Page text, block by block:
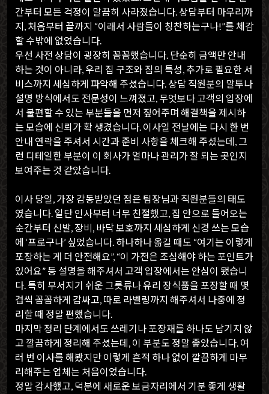
간부터 모든 걱정이 말끔히 사라졌습니다. 상담부터 마무리까
지, 처음부터 끝까지 “이래서 사람들이 칭찬하는구나!”를 체감
할 수밖에 없었습니다.
우선 사전 상담이 굉장히 꼼꼼했습니다. 단순히 금액만 안내
하는 것이 아니라, 우리 집 구조와 짐의 특성, 추가로 필요한 서
비스까지 세심하게 파악해 주셨습니다. 상담 직원분의 말투나
설명 방식에서도 전문성이 느껴졌고, 무엇보다 고객의 입장에
서 불편할 수 있는 부분들을 먼저 짚어주며 해결책을 제시하
는 모습에 신뢰가 확 생겼습니다. 이사일 전날에는 다시 한 번
안내 연락을 주셔서 시간과 준비 사항을 체크해 주셨는데, 그
런 디테일한 부분이 이 회사가 얼마나 관리가 잘 되는 곳인지
보여주는 것 같았습니다.
이사 당일, 가장 감동받았던 점은 팀장님과 직원분들의 태도
였습니다. 일단 인사부터 너무 친절했고, 집 안으로 들어오는
순간부터 신발, 장비, 바닥 보호까지 세심하게 신경 쓰는 모습
에 ‘프로구나’ 싶었습니다. 하나하나 옮길 때도 “여기는 이렇게
포장하는 게 더 안전해요”, “이 가전은 조심해야 하는 포인트가
있어요” 등 설명을 해주셔서 고객 입장에서는 안심이 됐습니
다. 특히 부서지기 쉬운 그릇류나 유리 장식품을 포장할 때 몇
겹씩 꼼꼼하게 감싸고, 따로 라벨링까지 해주셔서 나중에 정
리할 때 정말 편했습니다.
마지막 정리 단계에서도 쓰레기나 포장재를 하나도 남기지 않
고 깔끔하게 정리해 주셨는데, 이 부분도 정말 좋았습니다. 여
러 번 이사를 해봤지만 이렇게 흔적 하나 없이 깔끔하게 마무
리해주는 업체는 처음이었습니다.
정말 감사했고, 덕분에 새로운 보금자리에서 기분 좋게 생활